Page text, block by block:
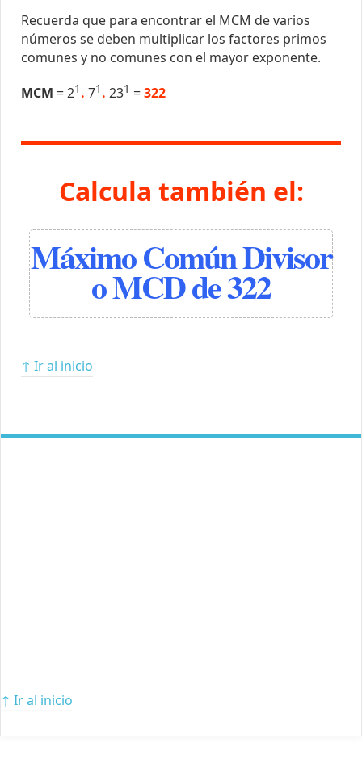
Recuerda que para encontrar el MCM de varios
números se deben multiplicar los factores primos
comunes y no comunes con el mayor exponente.
MCM = 21 . 71 . 231 =322
Calcula también el:
Máximo Común Divisor
o MCD de 322
↑ Ir al inicio
↑ Ir al inicio